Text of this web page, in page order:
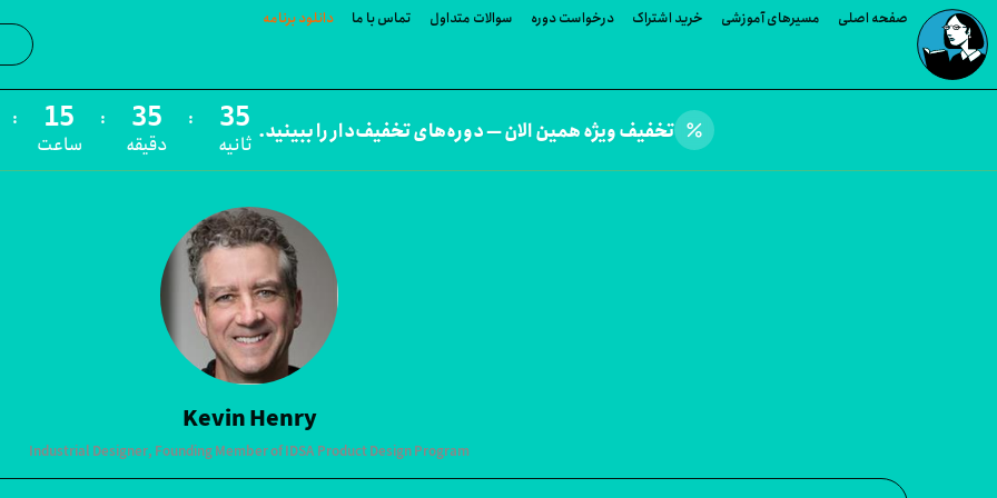
صفحه اصلی مسیرهای آموزشی خرید اشتراک درخواست دوره سوالات متداول تماس با ما دانلود برنامه
percent تخفیف ویژه همین الان — دوره‌های تخفیف‌دار را ببینید.
:
ساعت
:
دقیقه
:
ثانیه
Kevin Henry
Industrial Designer, Founding Member of IDSA Product Design Program